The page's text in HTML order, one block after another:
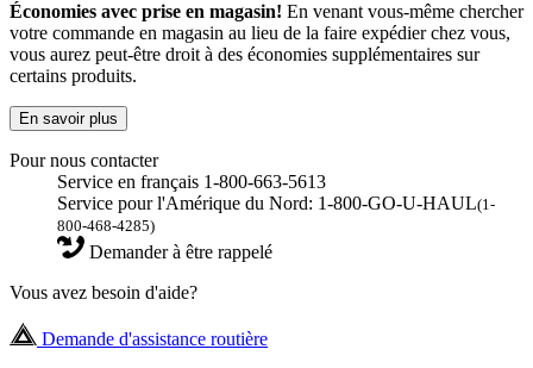
Économies avec prise en magasin! En venant vous-même chercher
votre commande en magasin au lieu de la faire expédier chez vous,
vous aurez peut-être droit à des économies supplémentaires sur
certains produits.
En savoir plus
Pour nous contacter
Service en français 1-800-663-5613
Service pour l'Amérique du Nord: 1-800-GO-U-HAUL(1-
800-468-4285)
Demander à être rappelé
Vous avez besoin d'aide?
Demande d'assistance routière